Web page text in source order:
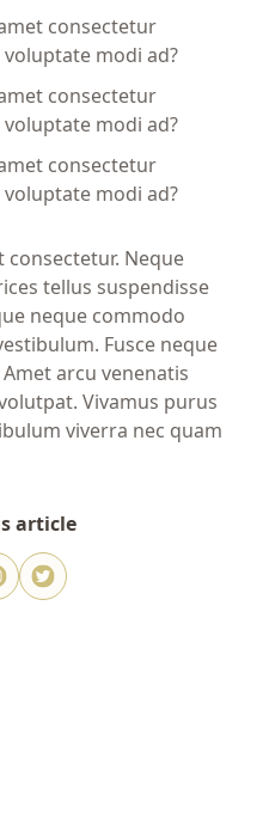
consectetur
modi ad?
consectetur
modi ad?
consectetur
modi ad?
Neque
tellus suspendisse
neque commodo
Fusce neque
arcu venenatis
Vivamus purus
viverra nec quam
article